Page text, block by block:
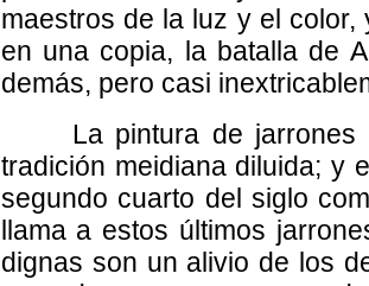
maestros de la luz y el
en una copia, la batalla de
demás, pero casi
La pintura de
tradición meidiana diluida; y
segundo cuarto del siglo
llama a estos últimos
dignas son un alivio de los